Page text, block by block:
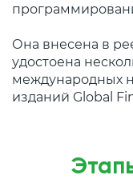
Она внесена в
удостоена
международных
изданий Global